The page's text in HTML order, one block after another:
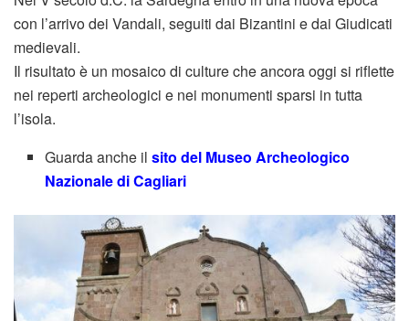
con l’arrivo dei Vandali, seguiti dai Bizantini e dai Giudicati
medievali.
Il risultato è un mosaico di culture che ancora oggi si riflette
nei reperti archeologici e nei monumenti sparsi in tutta
l’isola.
Guarda anche ilsito del Museo Archeologico
Nazionale di Cagliari